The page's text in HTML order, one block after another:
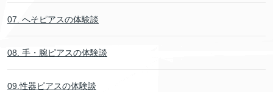
07. へそピアスの体験談
08. 手・腕ピアスの体験談
09.性器ピアスの体験談